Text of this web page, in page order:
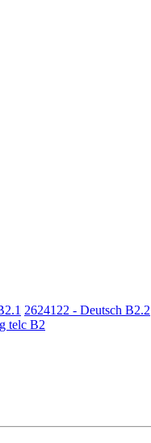
2624122 - Deutsch B2.2
telc B2